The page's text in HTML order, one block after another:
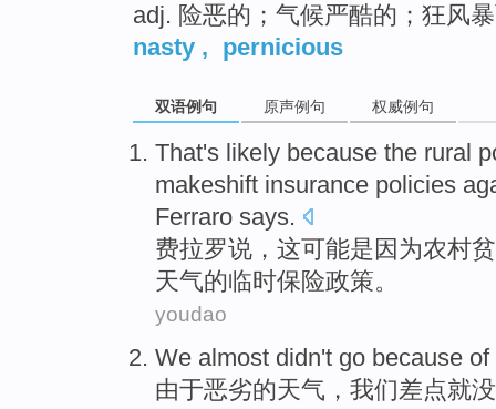
adj. 险恶的；气候严酷的；狂风
nasty , pernicious
双语例句 原声例句 权威例句
That's likely because the rural
makeshift insurance policies
Ferraro says.
费拉罗说， 这可能是因为农村
天气的临时保险政策。
youdao
We almost didn't go because of
由于恶劣的天气 ， 我们差点就没